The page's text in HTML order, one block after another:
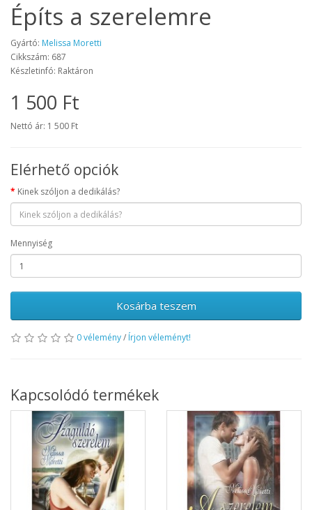
Építs a szerelemre
Gyártó: Melissa Moretti
Cikkszám: 687
Készletinfó: Raktáron
1 500 Ft
Nettó ár: 1 500 Ft
Elérhető opciók
Kinek szóljon a dedikálás?
Mennyiség
Kosárba teszem
0 vélemény/ Írjon véleményt!
Kapcsolódó termékek